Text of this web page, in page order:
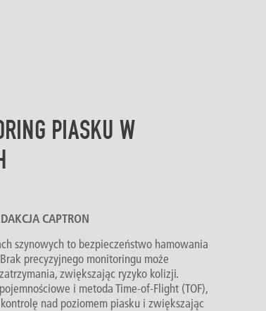
PIASKU W
CAPTRON
szynowych to bezpieczeństwo hamowania
precyzyjnego monitoringu może
zwiększając ryzyko kolizji.
i metoda Time-of-Flight (TOF),
nad poziomem piasku i zwiększając